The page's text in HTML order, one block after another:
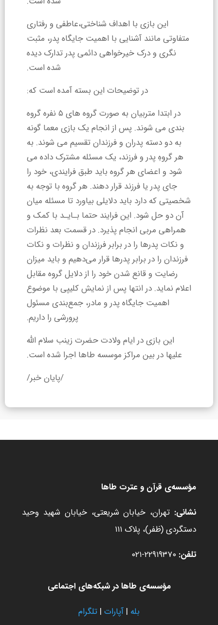
این بازی با اهداف شناختی،عاطفی و رفتاری
متفاوتی مانند آشنایی با اهمیت جایگاه پدر، مثبت
نگری و درک خیرخواهی دائمی پدر تدارک دیده
شده است.
در توضیحات این بسته آمده است که:
در ابتدا متربیان به صورت گروه های ۵ نفره گروه‌
بندی می‌ شوند. پس از انجام یک بازی معما گونه
به دو دسته پدران و فرزندان تقسیم می ‌شوند. به
هر گروهِ پدر و فرزند، یک مسئله مشترک داده می‌
شود و اعضای هر گروه باید طبق فرایندی، خود را
جای پدر یا فرزند قرار ‌دهند. هر گروه با توجه به
شخصیتی که دارد باید دلایلی بیاورد تا مسئله میان
آن دو حل شود. این فرایند حتما بـایـد با کمک و
همراهی مربی انجام پذیرد. در قسمت بعد نظرات
و نکات پدرها را در برابر فرزندان و نظرات و نکات
فرزندان را در برابر پدرها قرار می‌دهیم و باید میزان
رضایت و قانع شدن خود را از دلایل گروه مقابل
اعلام نماید. در انتها پس از نمایش کلیپی با موضوع
اهمیت جایگاه پدر و مادر، جمع‌بندی مسئول
پرورشی را داریم.
این بازی در ایام ولادت حضرت زینب سلام الله
علیها در بین مراکز موسسه طاها اجرا شده است.
/پایان خبر/
مؤسسه‌ی قرآن و عترت طاها
نشانی: تهران، خیابان شریعتی، خیابان شهید وحید
دستگردی (ظفر)، پلاک ۱۱۱
تلفن:
مؤسسه‌ی طاها در شبکه‌های اجتماعی
بله | آپارات | تلگرام